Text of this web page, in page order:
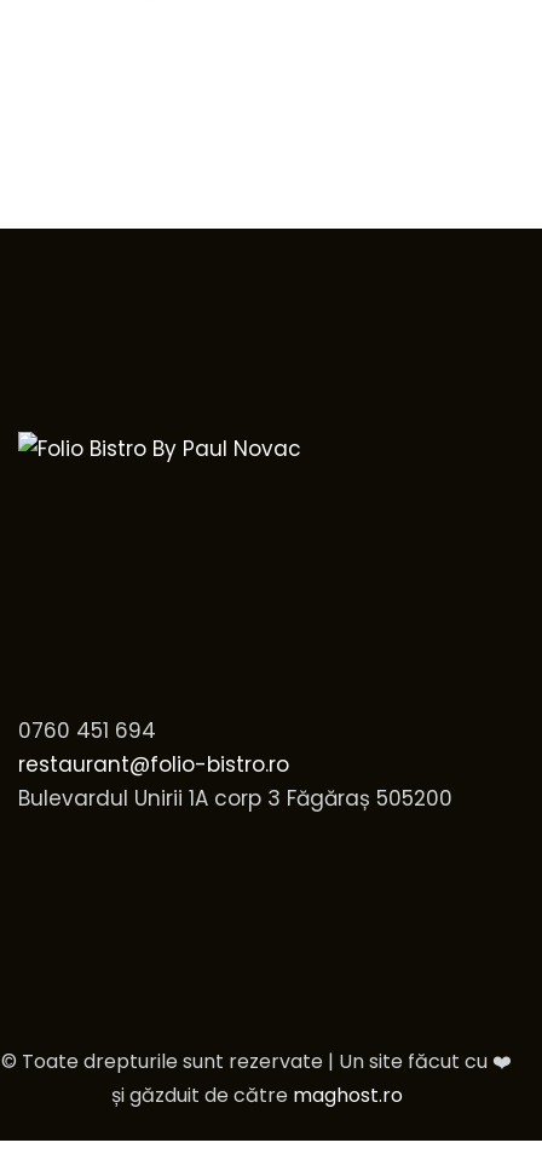
0760 451 694
restaurant@folio-bistro.ro
Bulevardul Unirii 1A corp 3 Făgăraș 505200
© Toate drepturile sunt rezervate | Un site făcut cu ❤️
și găzduit de către maghost.ro